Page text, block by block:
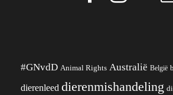
#GNvdD Animal Rights Australië België
dierenleed dierenmishandeling